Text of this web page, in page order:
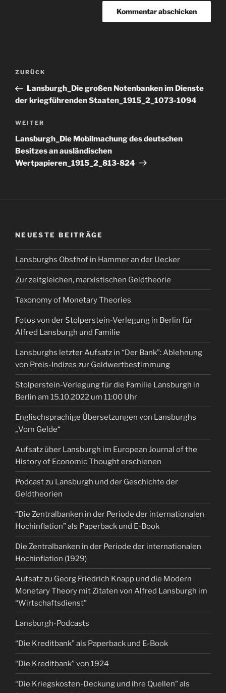
Beitragsnavigation
Vorheriger
Beitrag
ZURÜCK
Lansburgh_Die großen Notenbanken im Dienste
der kriegführenden Staaten_1915_2_1073-1094
Nächster
Beitrag
WEITER
Lansburgh_Die Mobilmachung des deutschen
Besitzes an ausländischen
Wertpapieren_1915_2_813-824
NEUESTE BEITRÄGE
Lansburghs Obsthof in Hammer an der Uecker
Zur zeitgleichen, marxistischen Geldtheorie
Taxonomy of Monetary Theories
Fotos von der Stolperstein-Verlegung in Berlin für
Alfred Lansburgh und Familie
Lansburghs letzter Aufsatz in “Der Bank”: Ablehnung
von Preis-Indizes zur Geldwertbestimmung
Stolperstein-Verlegung für die Familie Lansburgh in
Berlin am 15.10.2022 um 11:00 Uhr
Englischsprachige Übersetzungen von Lansburghs
„Vom Gelde“
Aufsatz über Lansburgh im European Journal of the
History of Economic Thought erschienen
Podcast zu Lansburgh und der Geschichte der
Geldtheorien
“Die Zentralbanken in der Periode der internationalen
Hochinflation” als Paperback und E-Book
Die Zentralbanken in der Periode der internationalen
Hochinflation (1929)
Aufsatz zu Georg Friedrich Knapp und die Modern
Monetary Theory mit Zitaten von Alfred Lansburgh im
“Wirtschaftsdienst”
Lansburgh-Podcasts
“Die Kreditbank” als Paperback und E-Book
“Die Kreditbank” von 1924
“Die Kriegskosten-Deckung und ihre Quellen” als